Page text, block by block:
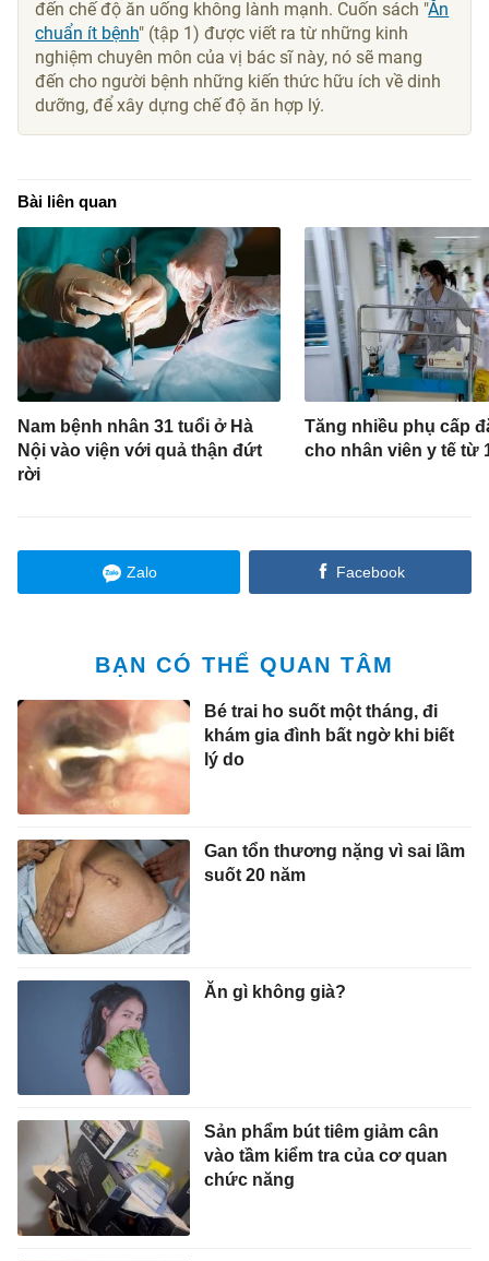
đến chế độ ăn uống không lành mạnh. Cuốn sách "Ăn
chuẩn ít bệnh" (tập 1) được viết ra từ những kinh
nghiệm chuyên môn của vị bác sĩ này, nó sẽ mang
đến cho người bệnh những kiến thức hữu ích về dinh
dưỡng, để xây dựng chế độ ăn hợp lý.
Bài liên quan
Nam bệnh nhân 31 tuổi ở Hà
Nội vào viện với quả thận đứt
rời
Tăng nhiều phụ cấp
cho nhân viên y tế từ
Zalo Facebook
BẠN CÓ THỂ QUAN TÂM
Bé trai ho suốt một tháng, đi
khám gia đình bất ngờ khi biết
lý do
Gan tổn thương nặng vì sai lầm
suốt 20 năm
Ăn gì không già?
Sản phẩm bút tiêm giảm cân
vào tầm kiểm tra của cơ quan
chức năng